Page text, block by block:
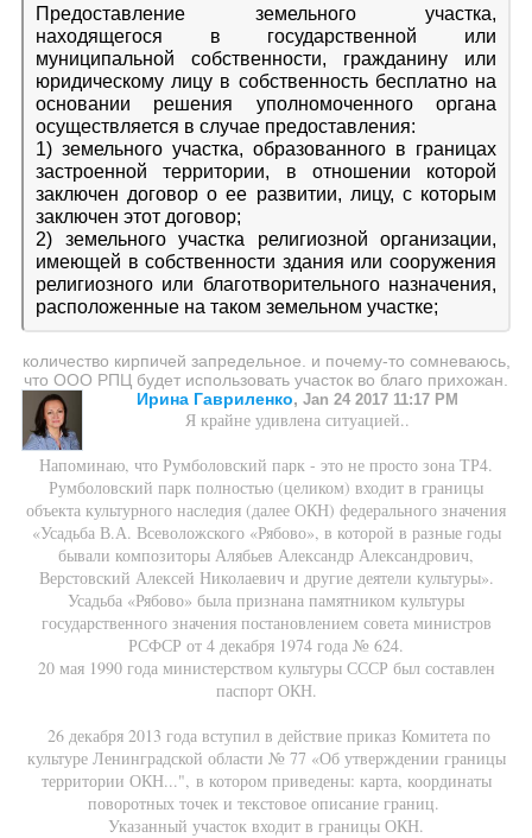
Предоставление земельного участка,
находящегося в государственной или
муниципальной собственности, гражданину или
юридическому лицу в собственность бесплатно на
основании решения уполномоченного органа
осуществляется в случае предоставления:
1) земельного участка, образованного в границах
застроенной территории, в отношении которой
заключен договор о ее развитии, лицу, с которым
заключен этот договор;
2) земельного участка религиозной организации,
имеющей в собственности здания или сооружения
религиозного или благотворительного назначения,
расположенные на таком земельном участке;
количество кирпичей запредельное. и почему-то сомневаюсь,
что ООО РПЦ будет использовать участок во благо прихожан.
Ирина Гавриленко, Jan 24 2017 11:17 PM
Я крайне удивлена ситуацией..
Напоминаю, что Румболовский парк - это не просто зона ТР4.
Румболовский парк полностью (целиком) входит в границы
объекта культурного наследия (далее ОКН) федерального значения
«Усадьба В.А. Всеволожского «Рябово», в которой в разные годы
бывали композиторы Алябьев Александр Александрович,
Верстовский Алексей Николаевич и другие деятели культуры».
Усадьба «Рябово» была признана памятником культуры
государственного значения постановлением совета министров
РСФСР от 4 декабря 1974 года № 624.
20 мая 1990 года министерством культуры СССР был составлен
паспорт ОКН.
26 декабря 2013 года вступил в действие приказ Комитета по
культуре Ленинградской области № 77 «Об утверждении границы
территории ОКН...", в котором приведены: карта, координаты
поворотных точек и текстовое описание границ.
Указанный участок входит в границы ОКН.